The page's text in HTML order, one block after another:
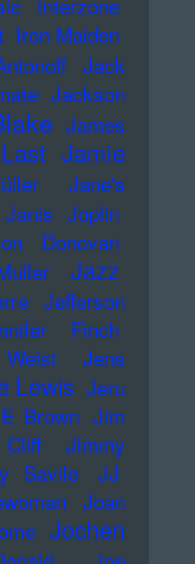
Iron Maiden
Jack
Jackson
James
Jamie
Jane's
Janis Joplin
Donovan
Jazz
Jefferson
Finch
Jens
Lewis Jeru
Brown Jim
Jimmy
Savile
JJ
Joan
Jochen